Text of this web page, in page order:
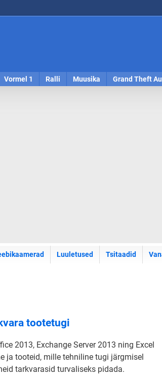
Vormel 1 Ralli Muusika Grand Theft
Luuletused Tsitaadid
tootetugi
2013, Exchange Server 2013 ning Excel
ja tooteid, mille tehniline tugi järgmisel
tarkvarasid turvaliseks pidada.